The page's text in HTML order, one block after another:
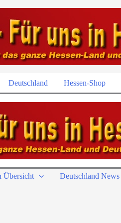
Deutschland Hessen-Shop
Übersicht Deutschland News